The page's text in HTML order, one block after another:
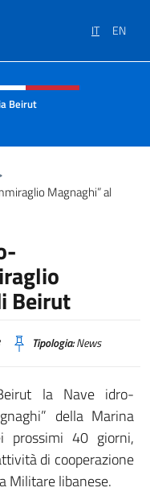
IT EN
e menù
Beirut
Magnaghi” al
Beirut
Tipologia:News
la Nave idro-
della Marina
prossimi 40 giorni,
di cooperazione
Militare libanese.